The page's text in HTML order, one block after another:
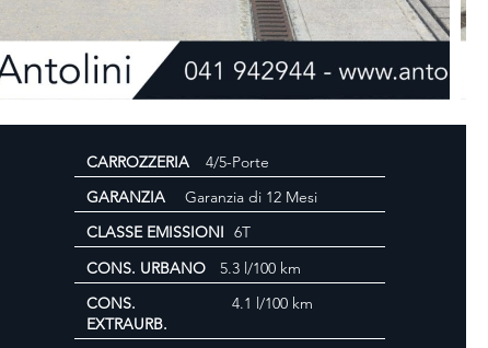
CARROZZERIA
4/5-Porte
GARANZIA
Garanzia di 12 Mesi
CLASSE EMISSIONI 6T
CONS. URBANO
5.3 l/100 km
CONS.
EXTRAURB.
4.1 l/100 km